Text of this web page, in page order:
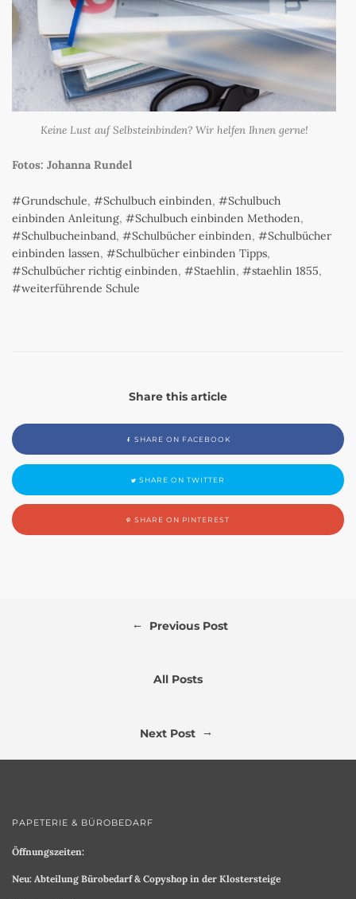
Keine Lust auf Selbsteinbinden? Wir helfen Ihnen gerne!
Fotos: Johanna Rundel
Grundschule, Schulbuch einbinden,
Schulbuch
einbinden Anleitung, Schulbuch einbinden Methoden,
Schulbucheinband, Schulbücher einbinden,
Schulbücher
einbinden lassen, Schulbücher einbinden Tipps,
Schulbücher richtig einbinden, Staehlin, staehlin 1855,
weiterführende Schule
Share this article
SHARE ON FACEBOOK
SHARE ON TWITTER
SHARE ON PINTEREST
← Previous Post
All Posts
Next Post →
PAPETERIE & BÜROBEDARF
Öffnungszeiten:
Neu: Abteilung Bürobedarf & Copyshop in der Klostersteige